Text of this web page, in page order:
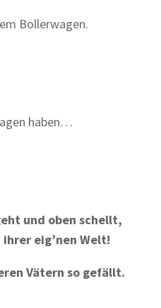
Bollerwagen.
haben…
und oben schellt,
eig’nen Welt!
Vätern so gefällt.